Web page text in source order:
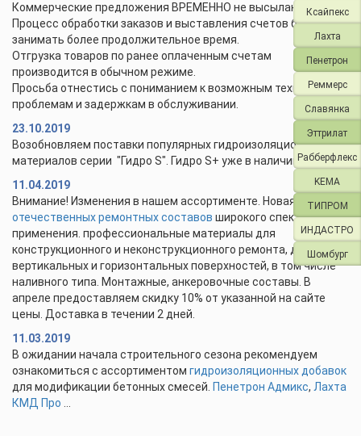
Ксайпекс
Лахта
Пенетрон
Реммерс
Славянка
Эттрилат
Рабберфлекс
KEMA
ТИПРОМ
ИНДАСТРО
Шомбург
Коммерческие предложения ВРЕМЕННО не высылаются.
Процесс обработки заказов и выставления счетов будет
занимать более продолжительное время.
Отгрузка товаров по ранее оплаченным счетам
производится в обычном режиме.
Просьба отнестись с пониманием к возможным техническим
проблемам и задержкам в обслуживании.
23.10.2019
Возобновляем поставки популярных гидроизоляционных
материалов серии "Гидро S". Гидро S+ уже в наличии.
11.04.2019
Внимание! Изменения в нашем ассортименте. Новая линейка
отечественных ремонтных составов широкого спектра
применения. профессиональные материалы для
конструкционного и неконструкционного ремонта, для
вертикальных и горизонтальных поверхностей, в том числе
наливного типа. Монтажные, анкеровочные составы. В
апреле предоставляем скидку 10% от указанной на сайте
цены. Доставка в течении 2 дней.
11.03.2019
В ожидании начала строительного сезона рекомендуем
ознакомиться с ассортиментом гидроизоляционных добавок
для модификации бетонных смесей. Пенетрон Адмикс, Лахта
КМД Про